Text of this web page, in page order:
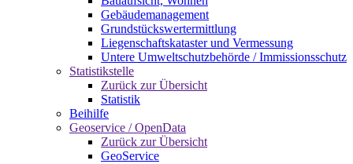
Gebäudemanagement
Grundstückswertermittlung
Liegenschaftskataster und Vermessung
Untere Umweltschutzbehörde / Immissionsschutz
Statistikstelle
Zurück zur Übersicht
Statistik
Beihilfe
Geoservice / OpenData
Zurück zur Übersicht
GeoService